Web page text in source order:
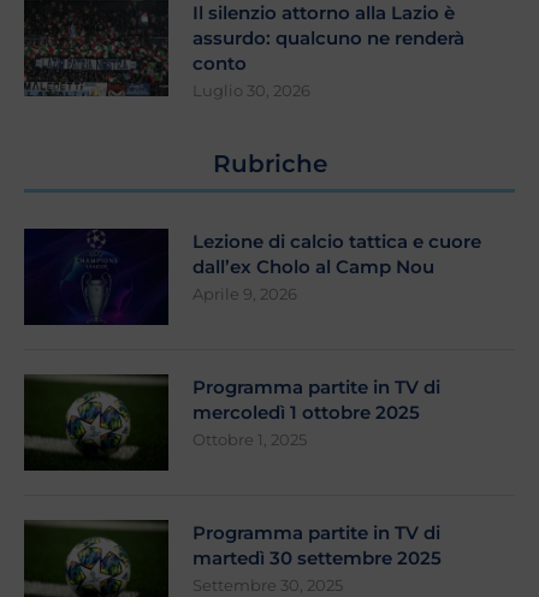
Il silenzio attorno alla Lazio è
assurdo: qualcuno ne renderà
conto
Luglio 30, 2026
Rubriche
Lezione di calcio tattica e cuore
dall’ex Cholo al Camp Nou
Aprile 9, 2026
Programma partite in TV di
mercoledì 1 ottobre 2025
Ottobre 1, 2025
Programma partite in TV di
martedì 30 settembre 2025
Settembre 30, 2025